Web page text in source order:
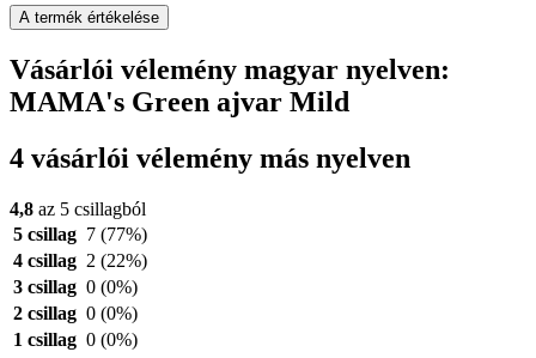
A termék értékelése
Vásárlói vélemény magyar nyelven:
MAMA's Green ajvar Mild
4 vásárlói vélemény más nyelven
4,8 az 5 csillagból
5 csillag 7 (77%)
4 csillag 2 (22%)
3 csillag 0 (0%)
2 csillag 0 (0%)
1 csillag 0 (0%)